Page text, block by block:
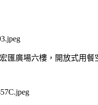
匯廣場六樓，開放式用